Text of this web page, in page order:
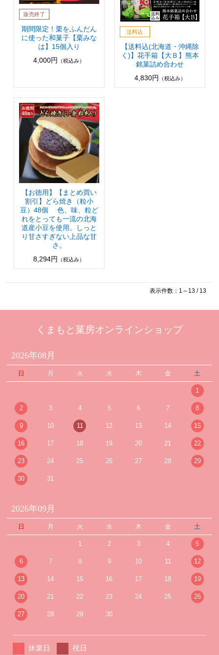
期間限定！栗をふんだん
に使った和菓子【栗みな
は】15個入り
4,000円
（税込み）
【送料込(北海道・沖縄除
く)】花手箱【大Ｂ】熊本
銘菓詰め合わせ
4,830円
（税込み）
【お徳用】【まとめ買い
割引】どら焼き（粒小
豆）48個 色、味、粒ど
れをとっても一流の北海
道産小豆を使用。しっと
り甘さすぎない上品な甘
さ。
8,294円
（税込み）
表示件数：1～13 / 13
くまもと菓房オンラインショップ
2026年08月
日 月 火 水 木 金 土
1
2 3 4 5 6 7 8
9 10 11 12 13 14 15
16 17 18 19 20 21 22
23 24 25 26 27 28 29
30 31
2026年09月
日 月 火 水 木 金 土
1 2 3 4 5
6 7 8 9 10 11 12
13 14 15 16 17 18 19
20 21 22 23 24 25 26
27 28 29 30
休業日 祝日